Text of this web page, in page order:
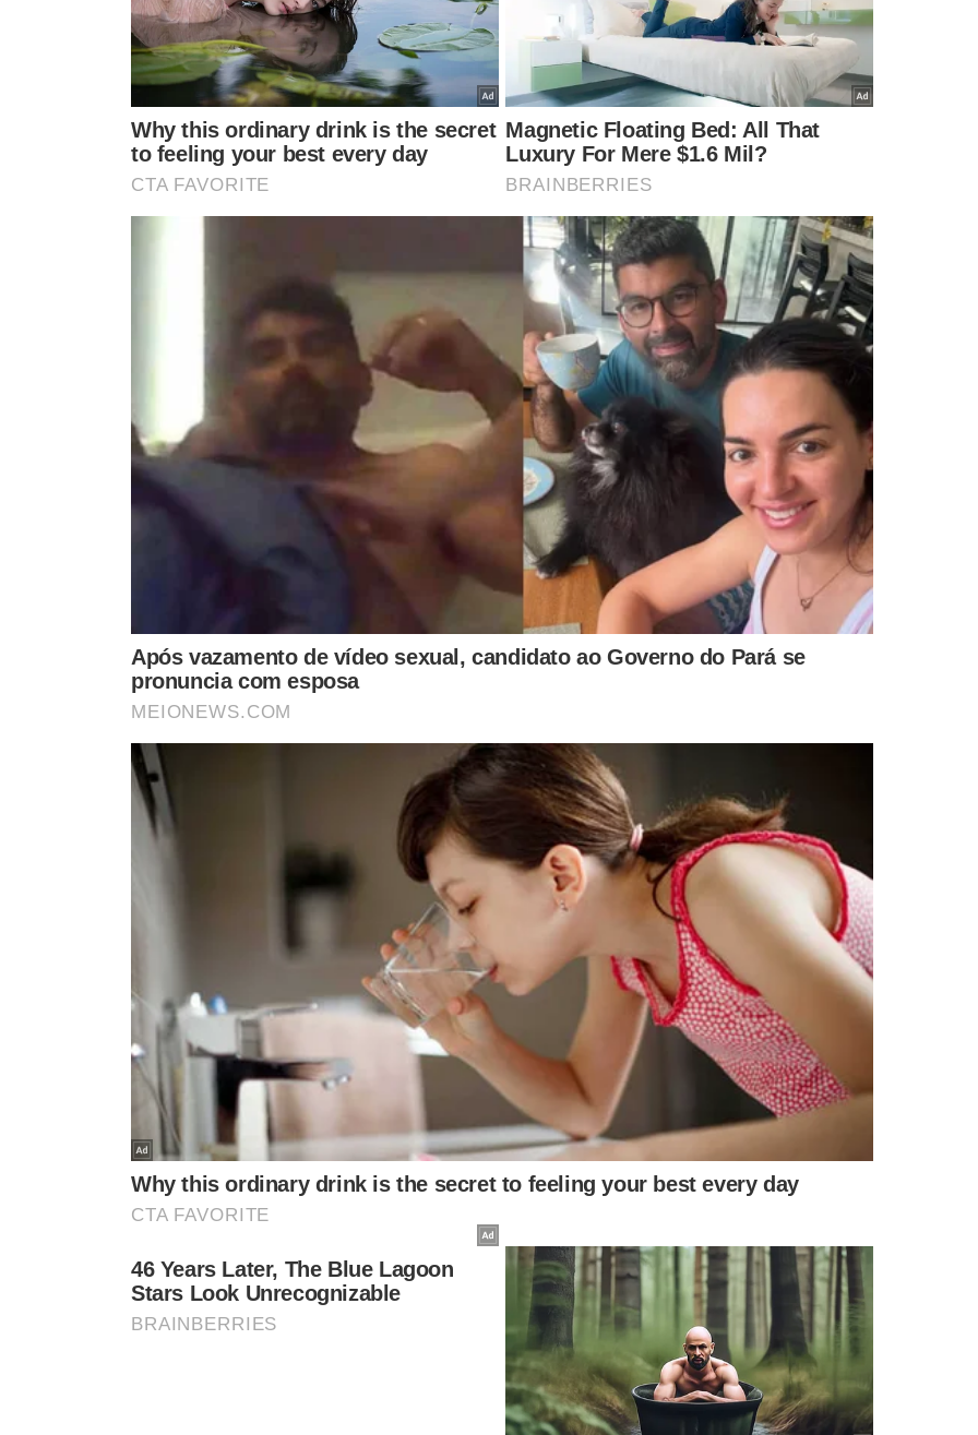
O saque originalmente estava previsto para ocorrer em 16 de julho, mas foi antecipado em quase duas semanas
por decisão da Caixa. Segundo o banco, a adaptação dos sistemas tecnológicos e dos beneficiários ao sistema de
pagamento do auxílio emergencial permitiu o adiantamento do calendário.
auxílio emergencial foi criado em abril do ano passado
pelo governo federal para atender pessoas vulneráveis
afetadas pela pandemia de covid-19. Ele foi pago em cinco parcelas de R$ 600 ou R$ 1,2 mil para mães chefes de
família monoparental e, depois, estendido até 31 de dezembro de 2020 em até quatro parcelas de R$ 300 ou R$ 600
Neste ano, a nova rodada de pagamentos, durante quatro meses, prevê parcelas de R$ 150 a R$ 375, dependendo
do perfil: as famílias, em geral, recebem R$ 250; a família monoparental, chefiada por uma mulher, recebe R$ 375; e
Pelas regras estabelecidas, o auxílio será pago às famílias com renda mensal total de até três salários mínimos,
desde que a renda por pessoa seja inferior a meio salário mínimo. É necessário que o beneficiário já tenha sido
considerado elegível até o mês de dezembro de 2020, pois não há nova fase de inscrições. Para quem recebe o
Bolsa Família, continua valendo a regra do valor mais vantajoso, seja a parcela paga no programa social, seja a do
NASCIDOS MARÇO AUXILIO EMERGENCIAL SAQUE